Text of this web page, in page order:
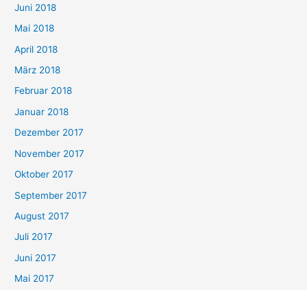
Juni 2018
Mai 2018
April 2018
März 2018
Februar 2018
Januar 2018
Dezember 2017
November 2017
Oktober 2017
September 2017
August 2017
Juli 2017
Juni 2017
Mai 2017